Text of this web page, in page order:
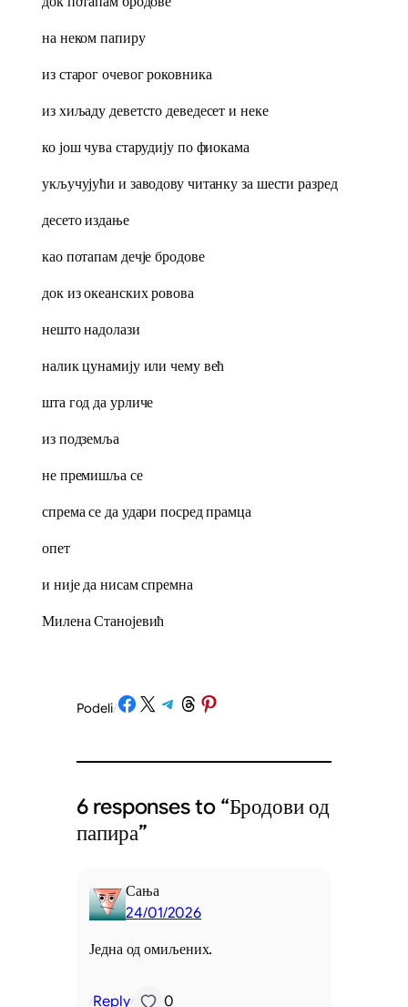
на неком папиру
из старог очевог роковника
из хиљаду деветсто деведесет и неке
ко још чува старудију по фиокама
укључујући и заводову читанку за шести разред
десето издање
као потапам дечје бродове
док из океанских ровова
нешто надолази
налик цунамију или чему већ
шта год да урличе
из подземља
не премишља се
спрема се да удари посред прамца
опет
и није да нисам спремна
Милена Станојевић
Podeli/Share on Facebook
Share on X Share on Telegram
Share on Threads
Share on Pinterest
6 responses to “Бродови од
папира”
Сања
24/01/2026
Једна од омиљених.
/Reply/ 0